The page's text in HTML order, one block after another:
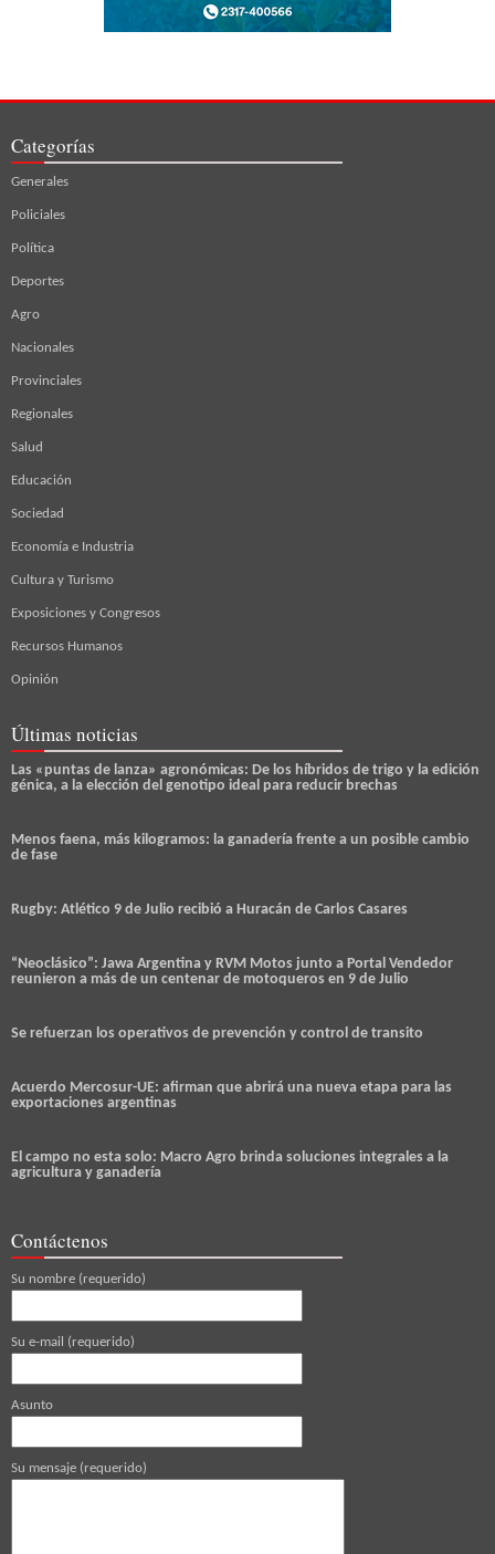
Categorías
Generales
Policiales
Política
Deportes
Agro
Nacionales
Provinciales
Regionales
Salud
Educación
Sociedad
Economía e Industria
Cultura y Turismo
Exposiciones y Congresos
Recursos Humanos
Opinión
Últimas noticias
Las «puntas de lanza» agronómicas: De los híbridos de trigo y la edición
génica, a la elección del genotipo ideal para reducir brechas
Menos faena, más kilogramos: la ganadería frente a un posible cambio
de fase
Rugby: Atlético 9 de Julio recibió a Huracán de Carlos Casares
“Neoclásico”: Jawa Argentina y RVM Motos junto a Portal Vendedor
reunieron a más de un centenar de motoqueros en 9 de Julio
Se refuerzan los operativos de prevención y control de transito
Acuerdo Mercosur-UE: afirman que abrirá una nueva etapa para las
exportaciones argentinas
El campo no esta solo: Macro Agro brinda soluciones integrales a la
agricultura y ganadería
Contáctenos
Su nombre (requerido)
Su e-mail (requerido)
Asunto
Su mensaje (requerido)